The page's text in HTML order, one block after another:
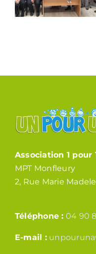
Association 1 pour
MPT Monfleury
2, Rue Marie
Téléphone : 04 90
E-mail :